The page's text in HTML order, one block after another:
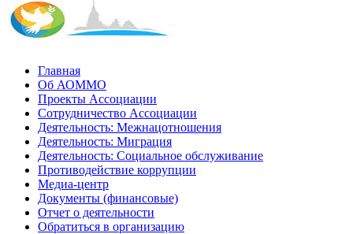
Главная
Об АОММО
Проекты Ассоциации
Сотрудничество Ассоциации
Деятельность: Межнацотношения
Деятельность: Миграция
Деятельность: Социальное обслуживание
Противодействие коррупции
Медиа-центр
Документы (финансовые)
Отчет о деятельности
Обратиться в организацию